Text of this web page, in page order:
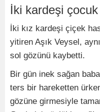
İki kardeşi
İki kız kardeşi çiçek
yitiren Aşık Veysel,
sol gözünü kaybetti.
Bir gün inek sağan
ters bir hareketten
gözüne girmesiyle